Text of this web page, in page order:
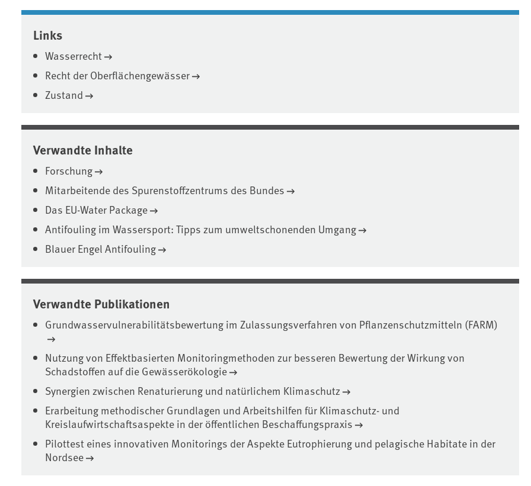
Associated content
Links
Wasserrecht
Recht der Oberflächengewässer
Zustand
Verwandte Inhalte
Forschung
Mitarbeitende des Spurenstoffzentrums des Bundes
Das EU-Water Package
Antifouling im Wassersport: Tipps zum umweltschonenden Umgang
Blauer Engel Antifouling
Verwandte Publikationen
Grundwasservulnerabilitätsbewertung im Zulassungsverfahren von Pflanzenschutzmitteln (FARM)
Nutzung von Effektbasierten Monitoringmethoden zur besseren Bewertung der Wirkung von
Schadstoffen auf die Gewässerökologie
Synergien zwischen Renaturierung und natürlichem Klimaschutz
Erarbeitung methodischer Grundlagen und Arbeitshilfen für Klimaschutz- und
Kreislaufwirtschaftsaspekte in der öffentlichen Beschaffungspraxis
Pilottest eines innovativen Monitorings der Aspekte Eutrophierung und pelagische Habitate in der
Nordsee